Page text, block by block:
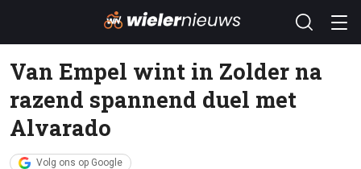
Van Empel wint in Zolder na
razend spannend duel met
Alvarado
Volg ons op Google